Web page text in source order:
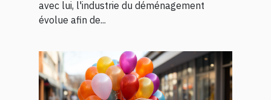
avec lui, l'industrie du déménagement
évolue afin de...